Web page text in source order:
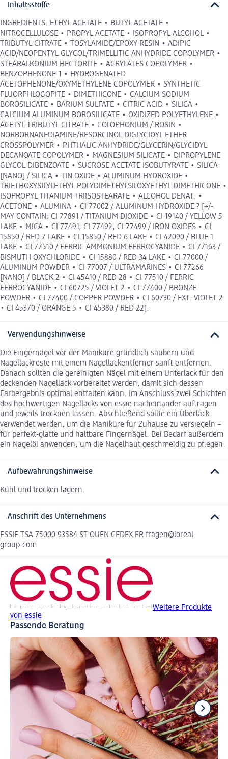
Inhaltsstoffe
INGREDIENTS: ETHYL ACETATE • BUTYL ACETATE •
NITROCELLULOSE • PROPYL ACETATE • ISOPROPYL ALCOHOL •
TRIBUTYL CITRATE • TOSYLAMIDE/EPOXY RESIN • ADIPIC
ACID/NEOPENTYL GLYCOL/TRIMELLITIC ANHYDRIDE COPOLYMER •
STEARALKONIUM HECTORITE • ACRYLATES COPOLYMER •
BENZOPHENONE-1 • HYDROGENATED
ACETOPHENONE/OXYMETHYLENE COPOLYMER • SYNTHETIC
FLUORPHLOGOPITE • DIMETHICONE • CALCIUM SODIUM
BOROSILICATE • BARIUM SULFATE • CITRIC ACID • SILICA •
CALCIUM ALUMINUM BOROSILICATE • OXIDIZED POLYETHYLENE •
ACETYL TRIBUTYL CITRATE • COLOPHONIUM / ROSIN •
NORBORNANEDIAMINE/RESORCINOL DIGLYCIDYL ETHER
CROSSPOLYMER • PHTHALIC ANHYDRIDE/GLYCERIN/GLYCIDYL
DECANOATE COPOLYMER • MAGNESIUM SILICATE • DIPROPYLENE
GLYCOL DIBENZOATE • SUCROSE ACETATE ISOBUTYRATE • SILICA
[NANO] / SILICA • TIN OXIDE • ALUMINUM HYDROXIDE •
TRIETHOXYSILYLETHYL POLYDIMETHYLSILOXYETHYL DIMETHICONE •
ISOPROPYL TITANIUM TRIISOSTEARATE • ALCOHOL DENAT. •
ACETONE • ALUMINA • CI 77002 / ALUMINUM HYDROXIDE ? [+/-
MAY CONTAIN: CI 77891 / TITANIUM DIOXIDE • CI 19140 / YELLOW 5
LAKE • MICA • CI 77491, CI 77492, CI 77499 / IRON OXIDES • CI
15850 / RED 7 LAKE • CI 15850 / RED 6 LAKE • CI 42090 / BLUE 1
LAKE • CI 77510 / FERRIC AMMONIUM FERROCYANIDE • CI 77163 /
BISMUTH OXYCHLORIDE • CI 15880 / RED 34 LAKE • CI 77000 /
ALUMINUM POWDER • CI 77007 / ULTRAMARINES • CI 77266
[NANO] / BLACK 2 • CI 45410 / RED 28 • CI 77510 / FERRIC
FERROCYANIDE • CI 60725 / VIOLET 2 • CI 77400 / BRONZE
POWDER • CI 77400 / COPPER POWDER • CI 60730 / EXT. VIOLET 2
• CI 45370 / ORANGE 5 • CI 45380 / RED 22].
Verwendungshinweise
Die Fingernägel vor der Maniküre gründlich säubern und
Nagellackreste mit einem Nagellackentferner sanft entfernen.
Danach sollten die gereinigten Nägel mit einem Unterlack für den
deckenden Nagellack vorbereitet werden, damit sich dessen
Farbergebnis optimal entfalten kann. Im Anschluss zwei Schichten
des hochwertigen Nagellacks von essie nacheinander auftragen
und jeweils trocknen lassen. Abschließend sollte ein Überlack
verwendet werden, um die Maniküre für Zuhause zu versiegeln –
für perfekt-glatte und haltbare Fingernägel. Bei Bedarf außerdem
ein Nagelöl anwenden, um die Nagelhaut geschmeidig zu pflegen.
Aufbewahrungshinweise
Kühl und trocken lagern.
Anschrift des Unternehmens
ESSIE TSA 75000 93584 ST OUEN CEDEX FR fragen@loreal-
group.com
Weitere Produkte
von essie
Passende Beratung